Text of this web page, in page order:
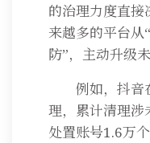
的治理力度直接
来越多的平台从
防”，主动升级
例如，抖音
理，累计清理涉
处置账号1.6万